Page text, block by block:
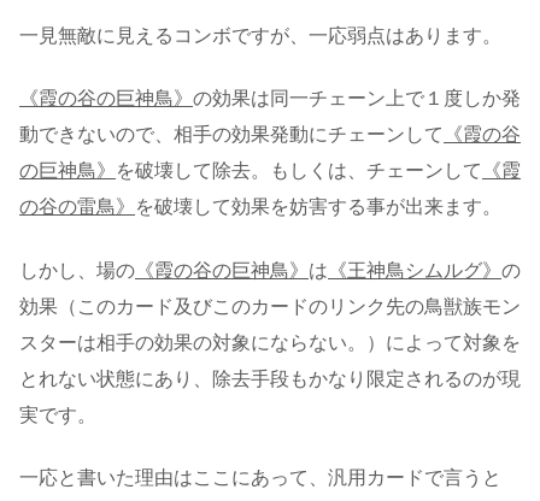
一見無敵に見えるコンボですが、一応弱点はあります。
《霞の谷の巨神鳥》 の効果は同一チェーン上で１度しか発
動できないので、相手の効果発動にチェーンして
《霞の谷
の巨神鳥》
を破壊して除去。もしくは、チェーンして
《霞
の谷の雷鳥》
を破壊して効果を妨害する事が出来ます。
しかし、場の 《霞の谷の巨神鳥》 は 《王神鳥シムルグ》 の
効果（このカード及びこのカードのリンク先の鳥獣族モン
スターは相手の効果の対象にならない。）によって対象を
とれない状態にあり、除去手段もかなり限定されるのが現
実です。
一応と書いた理由はここにあって、汎用カードで言うと